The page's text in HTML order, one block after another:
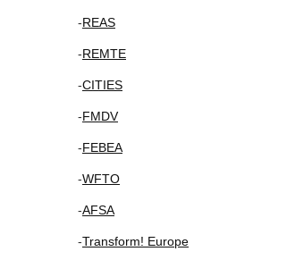
-REAS
-REMTE
-CITIES
-FMDV
-FEBEA
-WFTO
-AFSA
-Transform! Europe